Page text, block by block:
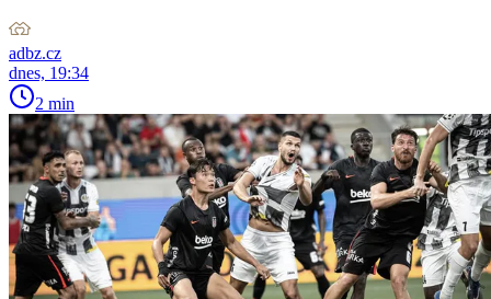
adbz.cz
dnes, 19:34
2 min